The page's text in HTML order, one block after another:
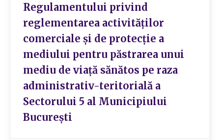
Regulamentului privind
reglementarea activităților
comerciale și de protecție a
mediului pentru păstrarea unui
mediu de viață sănătos pe raza
administrativ-teritorială a
Sectorului 5 al Municipiului
București